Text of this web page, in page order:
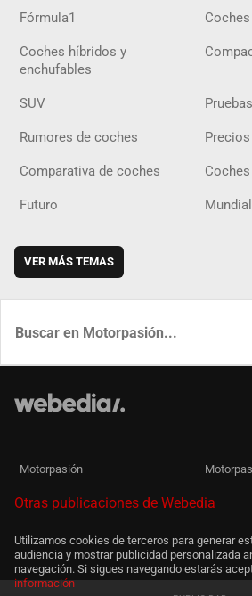
Fórmula1
Coches híbridos y
enchufables
SUV
Rumores de coches
Comparativa de coches
Futuro
VER MÁS TEMAS
Motorpasión
Otras publicaciones de Webedia
Utilizamos cookies de terceros para generar
audiencia y mostrar publicidad personalizada
navegación. Si sigues navegando estarás
información